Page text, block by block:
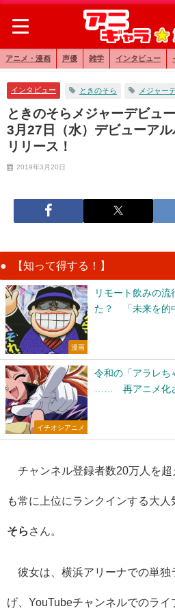
アニメ・漫画 声優 雑学 インタビュー
インタビュー ときのそら メジャー
ときのそらメジャーデビュ
3月27日（水）デビューア
リリース！
2019年3月20日
【知って得する！】
漫画
リモート飲みの
た？ 「未来を的
イチオシアニメ
令和の「アラレち
…… 再アニメ化
チャンネル登録者数20万人を超
も常に上位にランクインする大人
そら さん。
彼女は、横浜アリーナでの単独
げ、 YouTubeチャンネルでのライ